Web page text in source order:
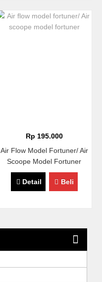
Rp 195.000
Air Flow Model Fortuner/ Air
Scoope Model Fortuner
Detail Beli